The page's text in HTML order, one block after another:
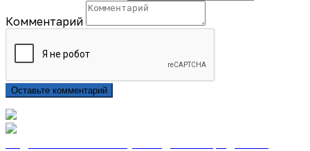
Комментарий
Оставьте комментарий